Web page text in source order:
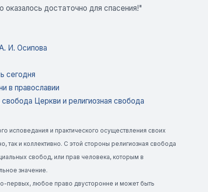
достаточно для спасения!"
И. Осипова
сегодня
в православии
Церкви и религиозная свобода
исповедания и практического осуществления своих
так и коллективно. С этой стороны религиозная свобода
свобод, или прав человека, которым в
значение.
первых, любое право двусторонне и может быть